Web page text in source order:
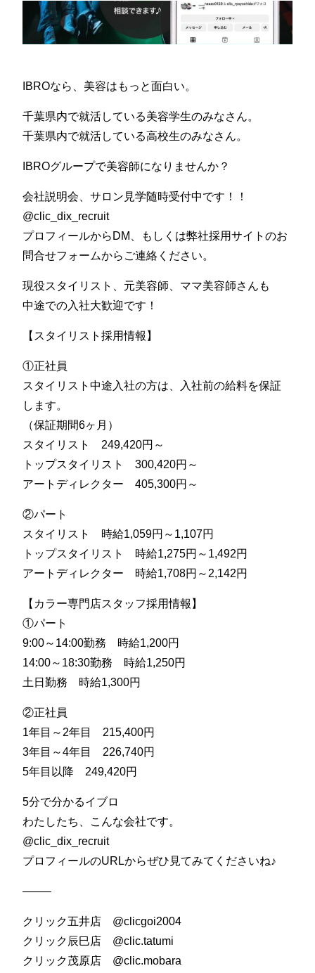
IBROなら、美容はもっと面白い。
千葉県内で就活している美容学生のみなさん。
千葉県内で就活している高校生のみなさん。
IBROグループで美容師になりませんか？
会社説明会、サロン見学随時受付中です！！
@clic_dix_recruit
プロフィールからDM、もしくは弊社採用サイトのお
問合せフォームからご連絡ください。
現役スタイリスト、元美容師、ママ美容師さんも
中途での入社大歓迎です！
【スタイリスト採用情報】
①正社員
スタイリスト中途入社の方は、入社前の給料を保証
します。
（保証期間6ヶ月）
スタイリスト 249,420円～
トップスタイリスト 300,420円～
アートディレクター 405,300円～
②パート
スタイリスト 時給1,059円～1,107円
トップスタイリスト 時給1,275円～1,492円
アートディレクター 時給1,708円～2,142円
【カラー専門店スタッフ採用情報】
①パート
9:00～14:00勤務 時給1,200円
14:00～18:30勤務 時給1,250円
土日勤務 時給1,300円
②正社員
1年目～2年目 215,400円
3年目～4年目 226,740円
5年目以降 249,420円
5分で分かるイブロ
わたしたち、こんな会社です。
@clic_dix_recruit
プロフィールのURLからぜひ見てみてくださいね♪
——–
クリック五井店 @clicgoi2004
クリック辰巳店 @clic.tatumi
クリック茂原店 @clic.mobara